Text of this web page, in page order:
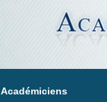
Académiciens